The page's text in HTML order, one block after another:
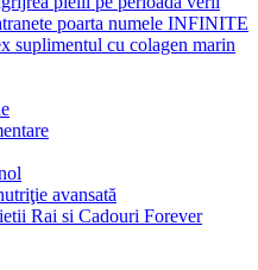
poarta numele INFINITE
suplimentul cu colagen marin
avansată
Rai si Cadouri Forever